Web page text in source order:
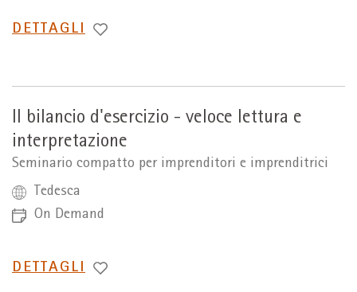
PASSA
DETTAGLI
Il bilancio d'esercizio - veloce lettura e
interpretazione
Seminario compatto per imprenditori e imprenditrici
Tedesca
On Demand
PASSA
DETTAGLI